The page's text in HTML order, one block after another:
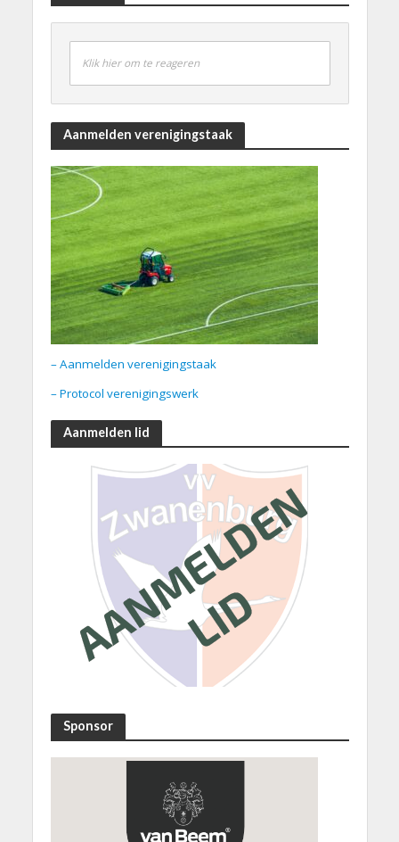
Klik hier om te reageren
Aanmelden verenigingstaak
– Aanmelden verenigingstaak
– Protocol verenigingswerk
Aanmelden lid
Sponsor